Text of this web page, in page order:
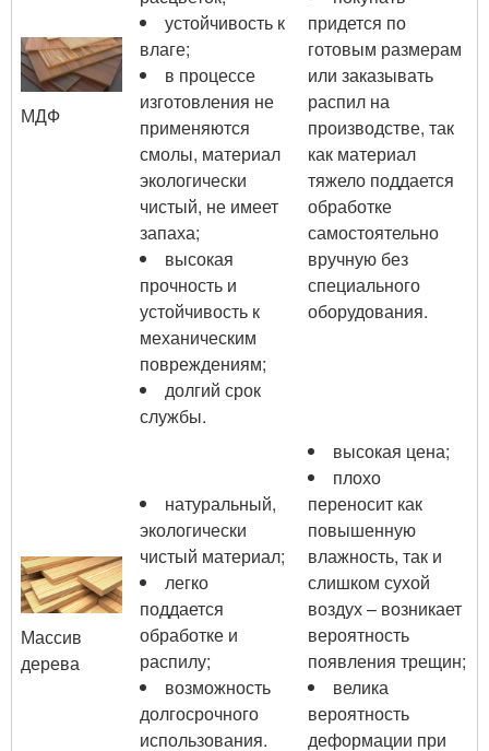
МДФ
устойчивость к
влаге;
в процессе
изготовления не
применяются
смолы, материал
экологически
чистый, не имеет
запаха;
высокая
прочность и
устойчивость к
механическим
повреждениям;
долгий срок
службы.
придется по
готовым размерам
или заказывать
распил на
производстве, так
как материал
тяжело поддается
обработке
самостоятельно
вручную без
специального
оборудования.
Массив
дерева
натуральный,
экологически
чистый материал;
легко
поддается
обработке и
распилу;
возможность
долгосрочного
использования.
высокая цена;
плохо
переносит как
повышенную
влажность, так и
слишком сухой
воздух – возникает
вероятность
появления трещин;
велика
вероятность
деформации при